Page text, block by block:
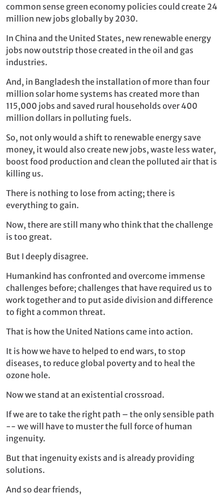
common sense green economy policies could create 24
million new jobs globally by 2030.
In China and the United States, new renewable energy
jobs now outstrip those created in the oil and gas
industries.
And, in Bangladesh the installation of more than four
million solar home systems has created more than
115,000 jobs and saved rural households over 400
million dollars in polluting fuels.
So, not only would a shift to renewable energy save
money, it would also create new jobs, waste less water,
boost food production and clean the polluted air that is
killing us.
There is nothing to lose from acting; there is
everything to gain.
Now, there are still many who think that the challenge
is too great.
But I deeply disagree.
Humankind has confronted and overcome immense
challenges before; challenges that have required us to
work together and to put aside division and difference
to fight a common threat.
That is how the United Nations came into action.
It is how we have to helped to end wars, to stop
diseases, to reduce global poverty and to heal the
ozone hole.
Now we stand at an existential crossroad.
If we are to take the right path – the only sensible path
-- we will have to muster the full force of human
ingenuity.
But that ingenuity exists and is already providing
solutions.
And so dear friends,